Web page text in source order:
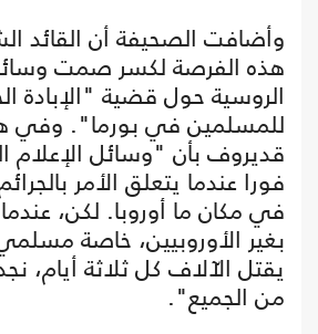
وأضافت الصحيفة أن القائد
هذه الفرصة لكسر صمت
الروسية حول قضية "الإبادة
للمسلمين في بورما". وفي
قديروف بأن "وسائل الإعلام
فورا عندما يتعلق الأمر
في مكان ما أوروبا. لكن،
بغير الأوروبيين، خاصة
يقتل الآلاف كل ثلاثة أيام،
من الجميع".